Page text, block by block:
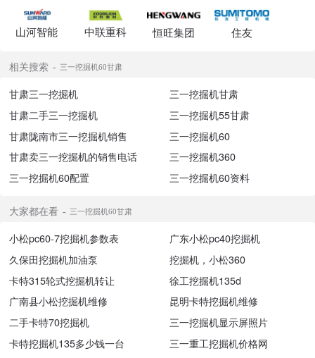
山河智能 中联重科 恒旺集团 住友
相关搜索 三一挖掘机60甘肃
甘肃三一挖掘机
三一挖掘机甘肃
甘肃二手三一挖掘机
三一挖掘机55甘肃
甘肃陇南市三一挖掘机销售
三一挖掘机60
甘肃卖三一挖掘机的销售电话
三一挖掘机360
三一挖掘机60配置
三一挖掘机60资料
大家都在看 三一挖掘机60甘肃
小松pc60-7挖掘机参数表
广东小松pc40挖掘机
久保田挖掘机加油泵
挖掘机，小松360
卡特315轮式挖掘机转让
徐工挖掘机135d
广南县小松挖掘机维修
昆明卡特挖掘机维修
二手卡特70挖掘机
三一挖掘机显示屏照片
卡特挖掘机135多少钱一台
三一重工挖掘机价格网